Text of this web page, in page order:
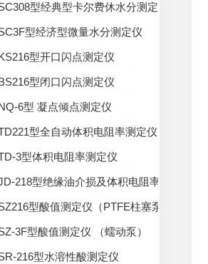
型经典型卡尔费休水分测定仪
型经济型微量水分测定仪
型开口闪点测定仪
型闭口闪点测定仪
6型 凝点倾点测定仪
型全自动体积电阻率测定仪
3型体积电阻率测定仪
218型绝缘油介损及体积电阻率测定仪
型酸值测定仪（PTFE柱塞泵）
3F型酸值测定仪 （蠕动泵）
216型水溶性酸测定仪